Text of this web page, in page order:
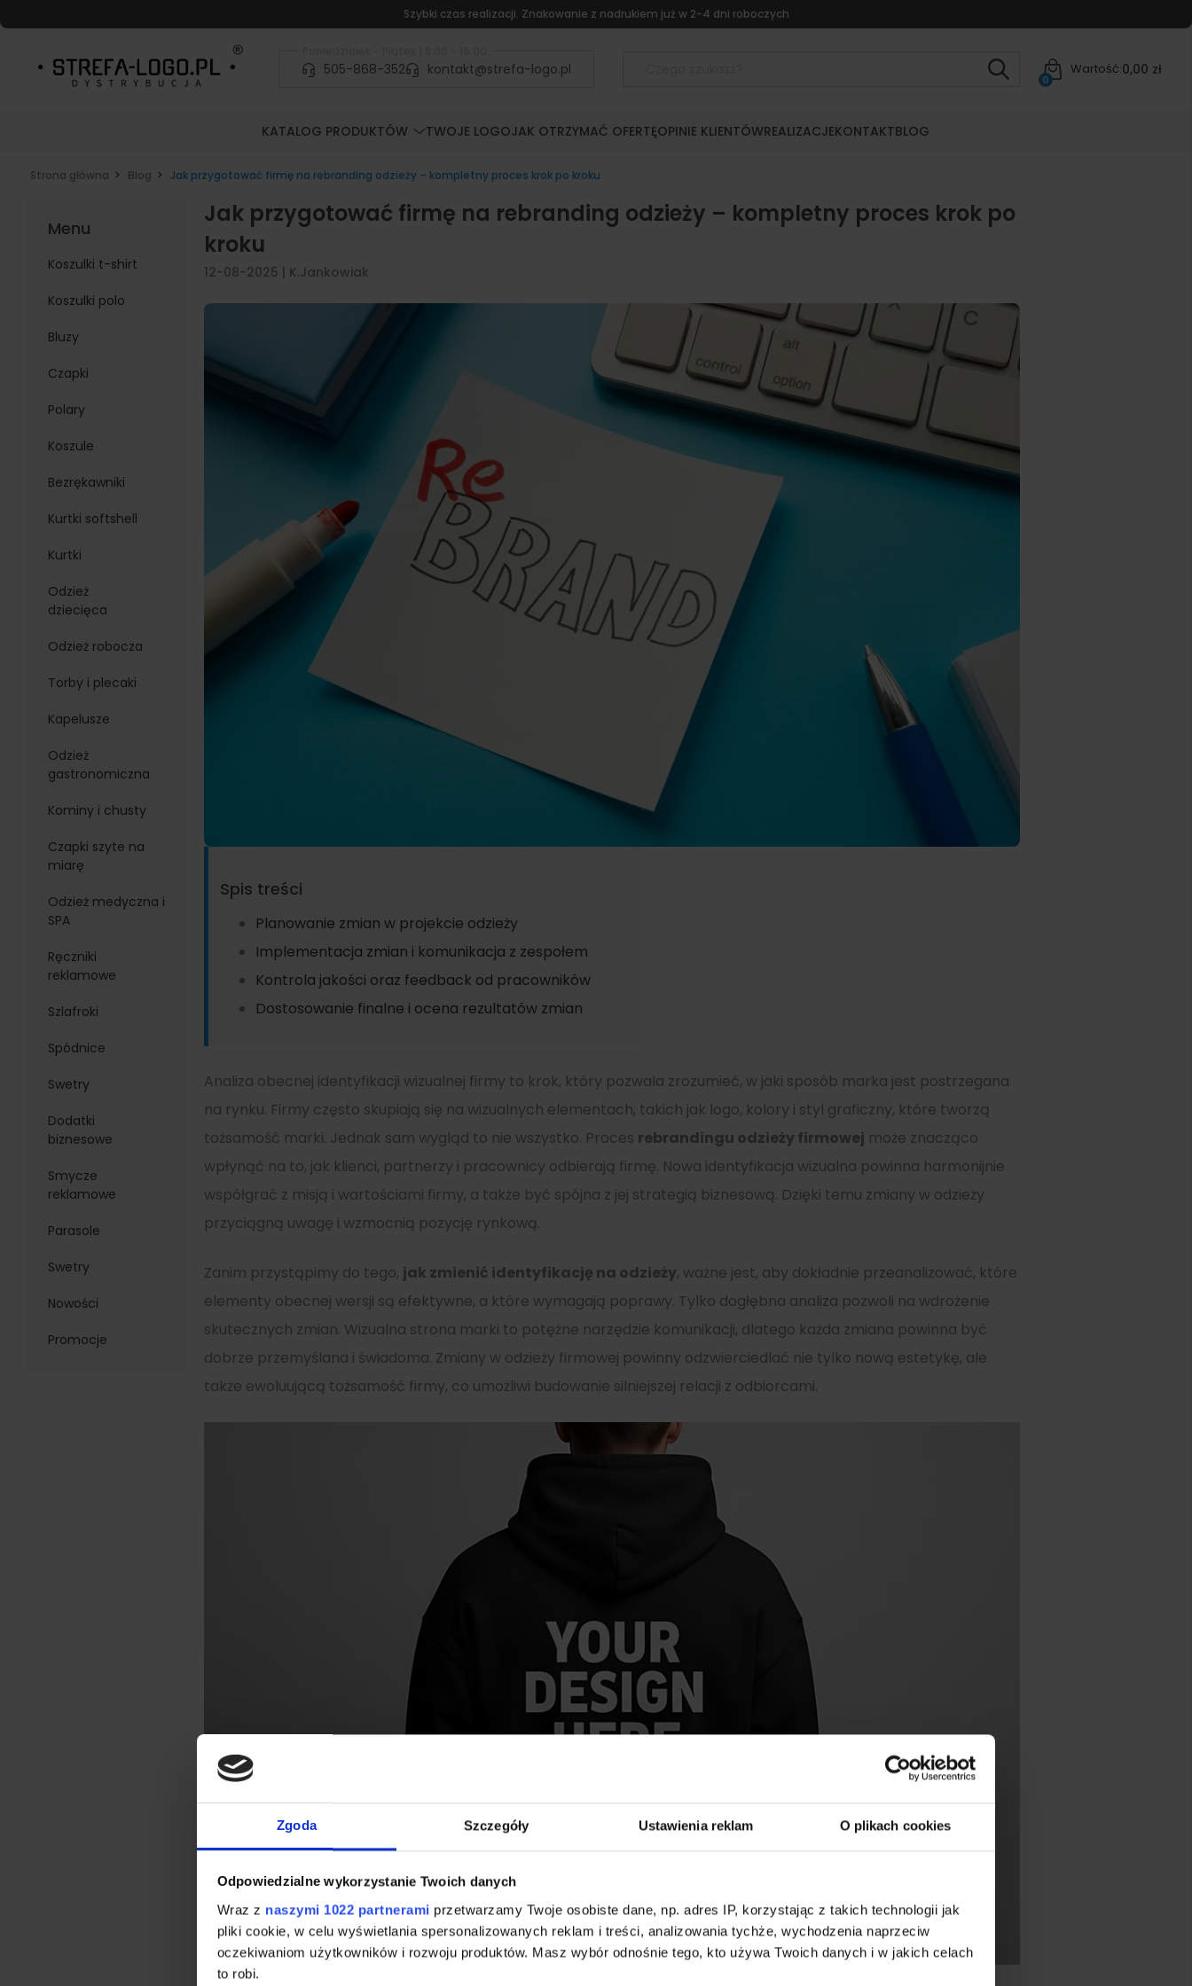
Zgoda Szczegóły Ustawienia reklam O plikach cookies
Odpowiedzialne wykorzystanie Twoich danych
Wraz z naszymi 1022 partnerami przetwarzamy Twoje osobiste dane, np. adres IP, korzystając z takich technologii jak
pliki cookie, w celu wyświetlania spersonalizowanych reklam i treści, analizowania tychże, wychodzenia naprzeciw
oczekiwaniom użytkowników i rozwoju produktów. Masz wybór odnośnie tego, kto używa Twoich danych i w jakich celach
to robi.
Szybki czas realizacji. Znakowanie z nadrukiem już w 2-4 dni roboczych
505-868-352 kontakt@strefa-logo.pl Wartość:0,00 zł
0
KATALOG PRODUKTÓW TWOJE LOGOJAK OTRZYMAĆ OFERTĘOPINIE KLIENTÓWREALIZACJEKONTAKTBLOG
Strona główna Blog Jak przygotować firmę na rebranding odzieży – kompletny proces krok po kroku
Menu
Koszulki t-shirt
Koszulki polo
Bluzy
Czapki
Polary
Koszule
Bezrękawniki
Kurtki softshell
Kurtki
Odzież
dziecięca
Odzież robocza
Torby i plecaki
Kapelusze
Odzież
gastronomiczna
Kominy i chusty
Czapki szyte na
miarę
Odzież medyczna i
SPA
Ręczniki
reklamowe
Szlafroki
Spódnice
Swetry
Dodatki
biznesowe
Smycze
reklamowe
Parasole
Swetry
Nowości
Promocje
Jak przygotować firmę na rebranding odzieży – kompletny proces krok po
kroku
12-08-2025 | K.Jankowiak
Spis treści
Planowanie zmian w projekcie odzieży
Implementacja zmian i komunikacja z zespołem
Kontrola jakości oraz feedback od pracowników
Dostosowanie finalne i ocena rezultatów zmian
Analiza obecnej identyfikacji wizualnej firmy to krok, który pozwala zrozumieć, w jaki sposób marka jest postrzegana
na rynku. Firmy często skupiają się na wizualnych elementach, takich jak logo, kolory i styl graficzny, które tworzą
tożsamość marki. Jednak sam wygląd to nie wszystko. Proces rebrandingu odzieży firmowej może znacząco
wpłynąć na to, jak klienci, partnerzy i pracownicy odbierają firmę. Nowa identyfikacja wizualna powinna harmonijnie
współgrać z misją i wartościami firmy, a także być spójna z jej strategią biznesową. Dzięki temu zmiany w odzieży
przyciągną uwagę i wzmocnią pozycję rynkową.
Zanim przystąpimy do tego, jak zmienić identyfikację na odzieży, ważne jest, aby dokładnie przeanalizować, które
elementy obecnej wersji są efektywne, a które wymagają poprawy. Tylko dogłębna analiza pozwoli na wdrożenie
skutecznych zmian. Wizualna strona marki to potężne narzędzie komunikacji, dlatego każda zmiana powinna być
dobrze przemyślana i świadoma. Zmiany w odzieży firmowej powinny odzwierciedlać nie tylko nową estetykę, ale
także ewoluującą tożsamość firmy, co umożliwi budowanie silniejszej relacji z odbiorcami.